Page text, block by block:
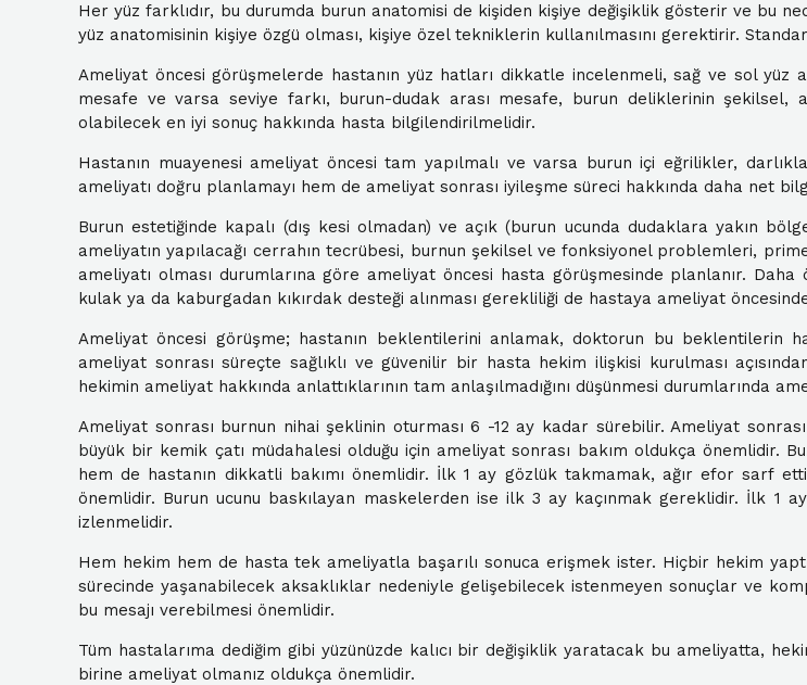
Her yüz farklıdır, bu durumda burun anatomisi de kişiden kişiye değişiklik gösterir ve bu
yüz anatomisinin kişiye özgü olması, kişiye özel tekniklerin kullanılmasını gerektirir.
Ameliyat öncesi görüşmelerde hastanın yüz hatları dikkatle incelenmeli, sağ ve sol yüz
mesafe ve varsa seviye farkı, burun-dudak arası mesafe, burun deliklerinin şekilsel,
olabilecek en iyi sonuç hakkında hasta bilgilendirilmelidir.
Hastanın muayenesi ameliyat öncesi tam yapılmalı ve varsa burun içi eğrilikler,
ameliyatı doğru planlamayı hem de ameliyat sonrası iyileşme süreci hakkında daha net
Burun estetiğinde kapalı (dış kesi olmadan) ve açık (burun ucunda dudaklara yakın
ameliyatın yapılacağı cerrahın tecrübesi, burnun şekilsel ve fonksiyonel problemleri,
ameliyatı olması durumlarına göre ameliyat öncesi hasta görüşmesinde planlanır.
kulak ya da kaburgadan kıkırdak desteği alınması gerekliliği de hastaya ameliyat
Ameliyat öncesi görüşme; hastanın beklentilerini anlamak, doktorun bu beklentilerin
ameliyat sonrası süreçte sağlıklı ve güvenilir bir hasta hekim ilişkisi kurulması
hekimin ameliyat hakkında anlattıklarının tam anlaşılmadığını düşünmesi durumlarında
Ameliyat sonrası burnun nihai şeklinin oturması 6 -12 ay kadar sürebilir. Ameliyat
büyük bir kemik çatı müdahalesi olduğu için ameliyat sonrası bakım oldukça önemlidir.
hem de hastanın dikkatli bakımı önemlidir. İlk 1 ay gözlük takmamak, ağır efor sarf
önemlidir. Burun ucunu baskılayan maskelerden ise ilk 3 ay kaçınmak gereklidir. İlk 1
izlenmelidir.
Hem hekim hem de hasta tek ameliyatla başarılı sonuca erişmek ister. Hiçbir hekim
sürecinde yaşanabilecek aksaklıklar nedeniyle gelişebilecek istenmeyen sonuçlar ve
bu mesajı verebilmesi önemlidir.
Tüm hastalarıma dediğim gibi yüzünüzde kalıcı bir değişiklik yaratacak bu ameliyatta,
birine ameliyat olmanız oldukça önemlidir.